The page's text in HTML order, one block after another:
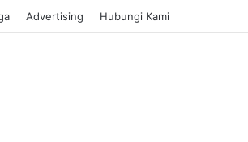
Advertising Hubungi Kami